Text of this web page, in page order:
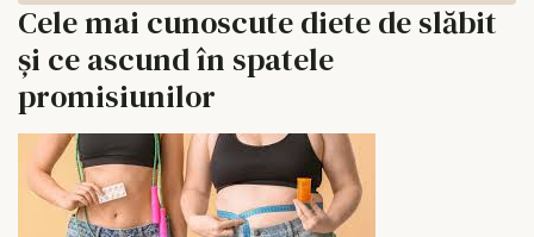
Cele mai cunoscute diete de slăbit
și ce ascund în spatele
promisiunilor